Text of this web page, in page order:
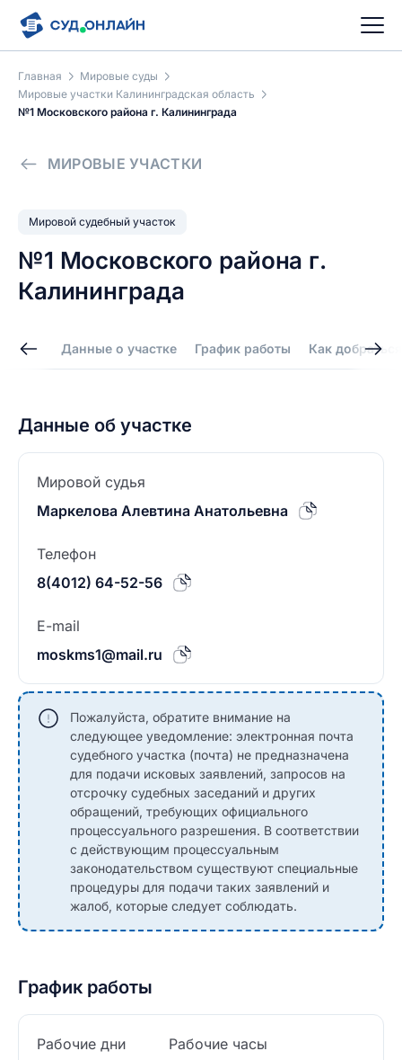
Главная
Мировые суды
Мировые участки Калининградская область
№1 Московского района г. Калининграда
МИРОВЫЕ УЧАСТКИ
Мировой судебный участок
№1 Московского района г.
Калининграда
Данные о участке График работы Как добраться
Данные об участке
Мировой судья
Маркелова Алевтина Анатольевна
Телефон
8(4012) 64-52-56
E-mail
moskms1@mail.ru
Пожалуйста, обратите внимание на
следующее уведомление: электронная почта
судебного участка (почта) не предназначена
для подачи исковых заявлений, запросов на
отсрочку судебных заседаний и других
обращений, требующих официального
процессуального разрешения. В соответствии
с действующим процессуальным
законодательством существуют специальные
процедуры для подачи таких заявлений и
жалоб, которые следует соблюдать.
График работы
Рабочие дни
Рабочие часы